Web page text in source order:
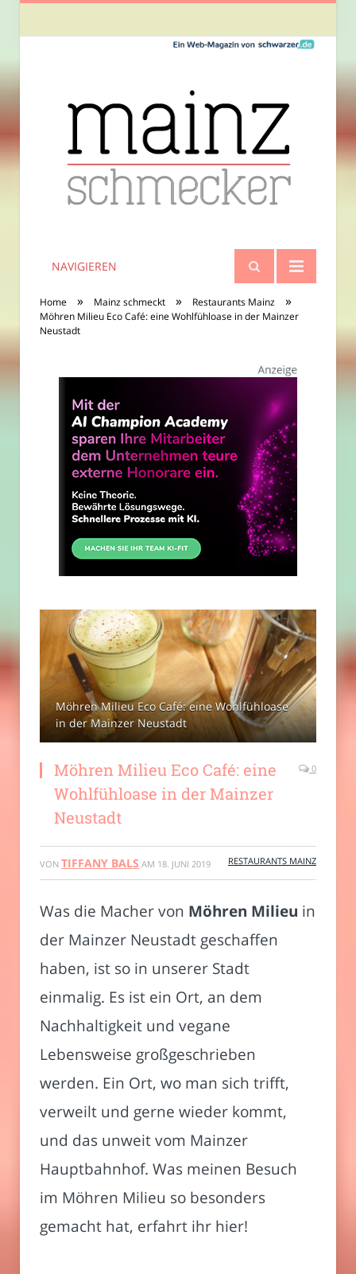
NAVIGIEREN
Home » Mainz schmeckt » Restaurants Mainz »
Möhren Milieu Eco Café: eine Wohlfühloase in der Mainzer
Neustadt
Möhren Milieu Eco Café: eine Wohlfühloase
in der Mainzer Neustadt
Möhren Milieu Eco Café: eine
Wohlfühloase in der Mainzer
Neustadt
0
VON TIFFANY BALS AM 18. JUNI 2019 RESTAURANTS MAINZ
Was die Macher von Möhren Milieu in
der Mainzer Neustadt geschaffen
haben, ist so in unserer Stadt
einmalig. Es ist ein Ort, an dem
Nachhaltigkeit und vegane
Lebensweise großgeschrieben
werden. Ein Ort, wo man sich trifft,
verweilt und gerne wieder kommt,
und das unweit vom Mainzer
Hauptbahnhof. Was meinen Besuch
im Möhren Milieu so besonders
gemacht hat, erfahrt ihr hier!